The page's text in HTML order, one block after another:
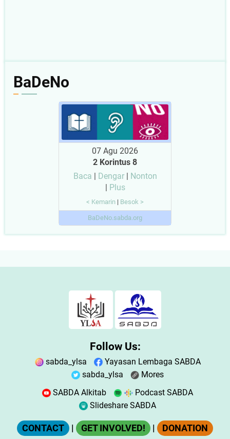
BaDeNo
07 Agu 2026
2 Korintus 8
Baca
Dengar|
Nonton
Plus
< Kemarin | Besok >
BaDeNo.sabda.org
Follow Us:
sabda_ylsa
Yayasan Lembaga SABDA
sabda_ylsa
Mores
SABDA Alkitab
Podcast SABDA
Slideshare SABDA
CONTACT | GET INVOLVED! | DONATION